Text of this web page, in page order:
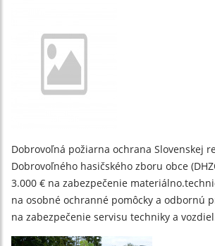
Dobrovoľná požiarna ochrana Slovenskej
Dobrovoľného hasičského zboru obce
3.000 € na zabezpečenie
na osobné ochranné pomôcky a odbornú
na zabezpečenie servisu techniky a